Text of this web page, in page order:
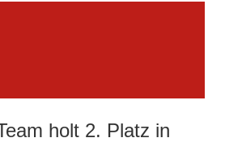
holt 2. Platz in